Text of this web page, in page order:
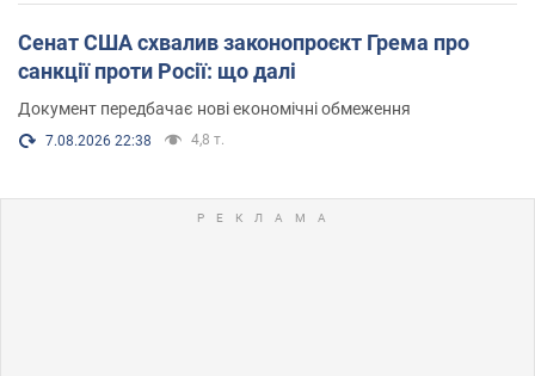
Сенат США схвалив законопроєкт Грема про
санкції проти Росії: що далі
Документ передбачає нові економічні обмеження
7.08.2026 22:38 4,8 т.